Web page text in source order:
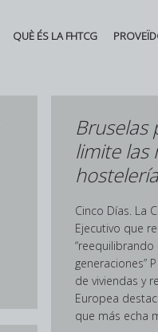
QUÈ ÉS LA FHTCG
Bruselas
limite las
hostelería
Cinco Días. La
Ejecutivo que
generaciones”
de viviendas y
Europea
que más echa